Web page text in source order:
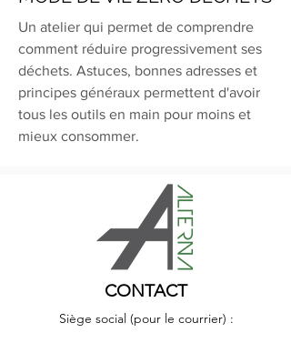
Un atelier qui permet de comprendre
comment réduire progressivement ses
déchets. Astuces, bonnes adresses et
principes généraux permettent d'avoir
tous les outils en main pour moins et
mieux consommer.
CONTACT
Siège social (pour le courrier) :